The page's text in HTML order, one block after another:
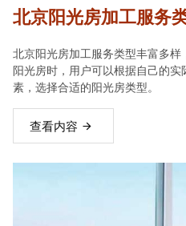
北京阳光房加工服务
北京阳光房加工服务类型丰富多
阳光房时，用户可以根据自己的
素，选择合适的阳光房类型。
查看内容